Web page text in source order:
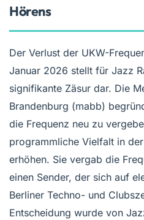
Hörens
Der Verlust der UKW-
Januar 2026 stellt für Jazz
signifikante Zäsur dar. Die
Brandenburg (mabb)
die Frequenz neu zu
programmliche Vielfalt in
erhöhen. Sie vergab die
einen Sender, der sich auf
Berliner Techno- und
Entscheidung wurde von